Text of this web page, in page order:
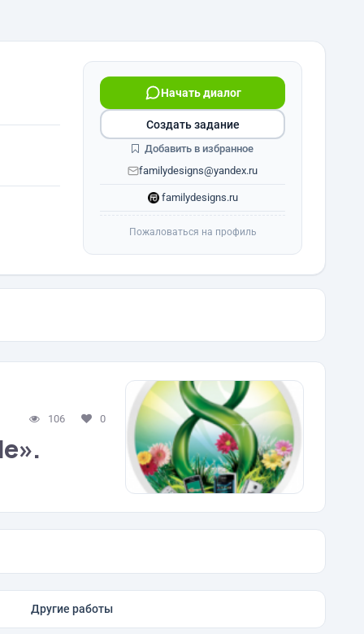
Начать диалог
familydesigns@yandex.ru
familydesigns.ru
Создать задание
Добавить в избранное
Пожаловаться на профиль
106 0
Другие работы